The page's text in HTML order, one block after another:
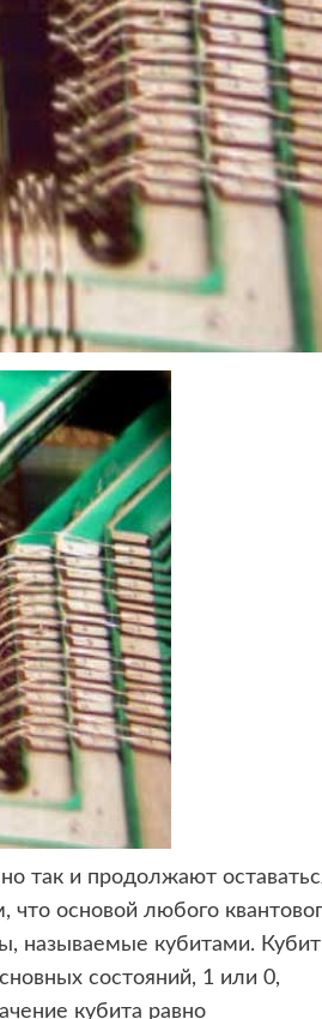
так и продолжают
основой любого
называемые кубитами.
состояний, 1 или 0,
кубита равно